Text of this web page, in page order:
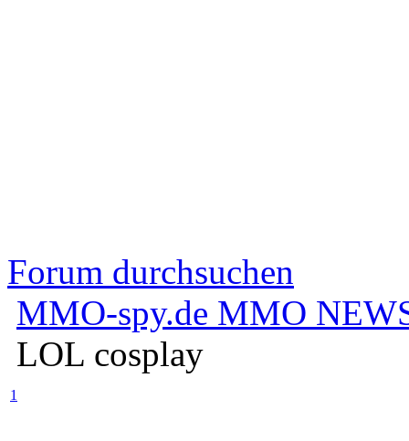
Forum durchsuchen
MMO-spy.de MMO
LOL cosplay
1